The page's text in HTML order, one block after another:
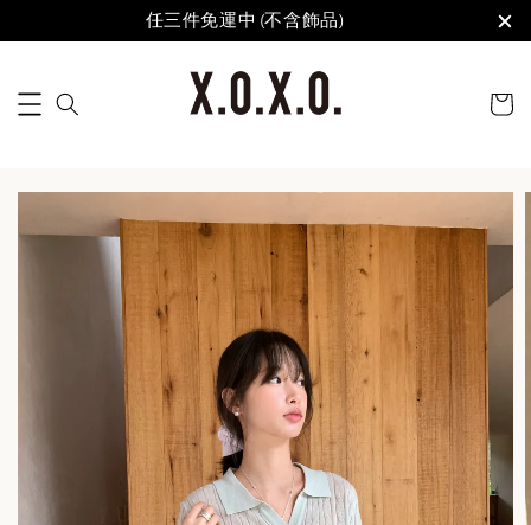
任三件免運中 (不含飾品)